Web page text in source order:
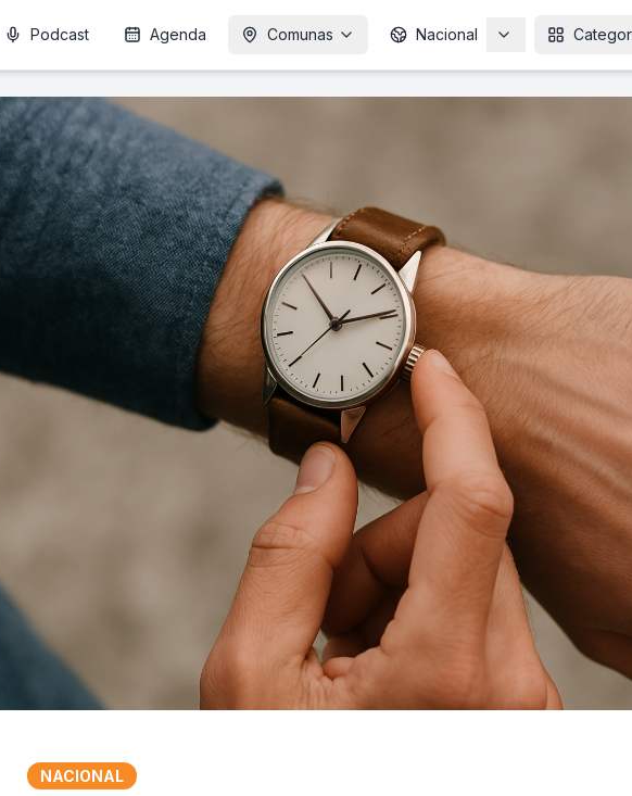
Podcast Agenda Comunas Nacional
NACIONAL